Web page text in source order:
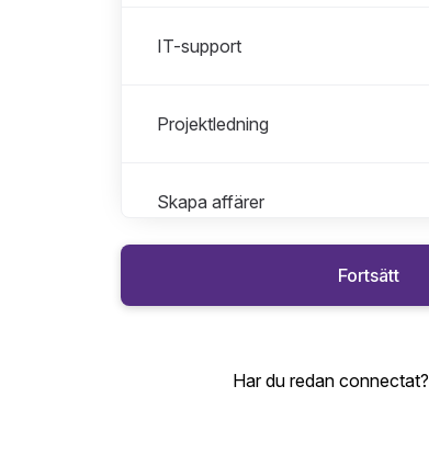
IT-support
Projektledning
Skapa affärer
Fortsätt
Har du redan connectat?